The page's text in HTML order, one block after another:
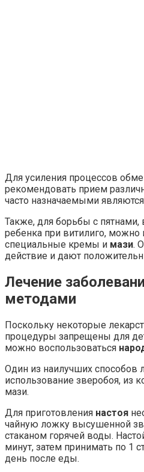
Для усиления процессов
рекомендовать прием
часто назначаемыми
Также, для борьбы с
ребенка при витилиго, можно
специальные кремы и мази.
действие и дают
Лечение
методами
Поскольку некоторые
процедуры запрещены для
можно воспользоваться
Один из наилучших способов
использование зверобоя, из
мази.
Для приготовления настоя
чайную ложку высушенной
стаканом горячей воды.
минут, затем принимать по 1
день после еды.